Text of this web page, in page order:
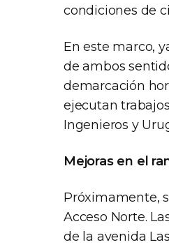
condiciones de
En este marco,
de ambos
demarcación
ejecutan
Ingenieros y
Mejoras en el
Próximamente,
Acceso Norte.
de la avenida